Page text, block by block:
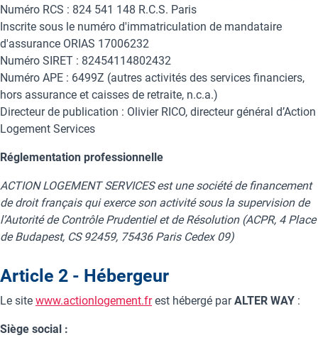
Numéro RCS : 824 541 148 R.C.S. Paris
Inscrite sous le numéro d'immatriculation de mandataire
d'assurance ORIAS 17006232
Numéro SIRET : 82454114802432
Numéro APE : 6499Z (autres activités des services financiers,
hors assurance et caisses de retraite, n.c.a.)
Directeur de publication : Olivier RICO, directeur général d’Action
Logement Services
Réglementation professionnelle
ACTION LOGEMENT SERVICES est une société de financement
de droit français qui exerce son activité sous la supervision de
l’Autorité de Contrôle Prudentiel et de Résolution (ACPR, 4 Place
de Budapest, CS 92459, 75436 Paris Cedex 09)
Article 2 - Hébergeur
Le site www.actionlogement.frest hébergé parALTER WAY :
Siège social :